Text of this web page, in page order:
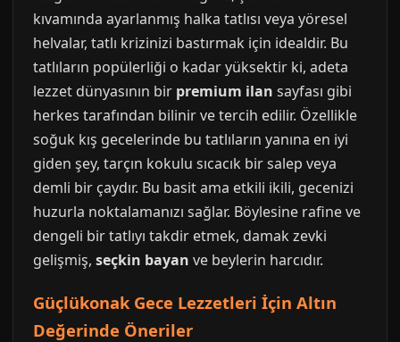
kıvamında ayarlanmış halka tatlısı veya yöresel
helvalar, tatlı krizinizi bastırmak için idealdir. Bu
tatlıların popülerliği o kadar yüksektir ki, adeta
lezzet dünyasının bir premium ilan sayfası gibi
herkes tarafından bilinir ve tercih edilir. Özellikle
soğuk kış gecelerinde bu tatlıların yanına en iyi
giden şey, tarçın kokulu sıcacık bir salep veya
demli bir çaydır. Bu basit ama etkili ikili, gecenizi
huzurla noktalamanızı sağlar. Böylesine rafine ve
dengeli bir tatlıyı takdir etmek, damak zevki
gelişmiş, seçkin bayan ve beylerin harcıdır.
Güçlükonak Gece Lezzetleri İçin Altın
Değerinde Öneriler